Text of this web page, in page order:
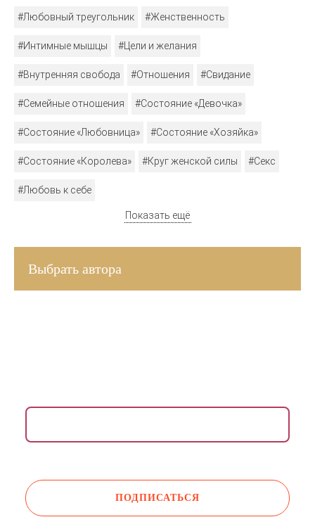
#Любовный треугольник #Женственность
#Интимные мышцы #Цели и желания
#Внутренняя свобода #Отношения #Свидание
#Семейные отношения #Состояние «Девочка»
#Состояние «Любовница» #Состояние «Хозяйка»
#Состояние «Королева» #Круг женской силы #Секс
#Любовь к себе
Показать ещё
Выбрать автора